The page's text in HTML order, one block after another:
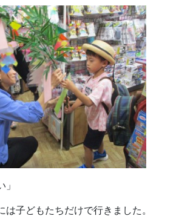
」
は子どもたちだけで行きました。